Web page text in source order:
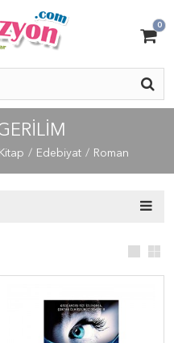
0
Edebiyat Roman